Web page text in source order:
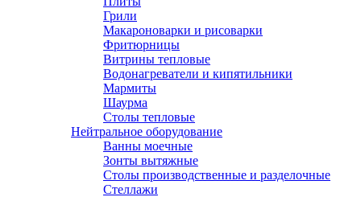
Грили
Макароноварки и рисоварки
Фритюрницы
Витрины тепловые
Водонагреватели и кипятильники
Мармиты
Шаурма
Столы тепловые
Нейтральное оборудование
Ванны моечные
Зонты вытяжные
Столы производственные и разделочные
Стеллажи